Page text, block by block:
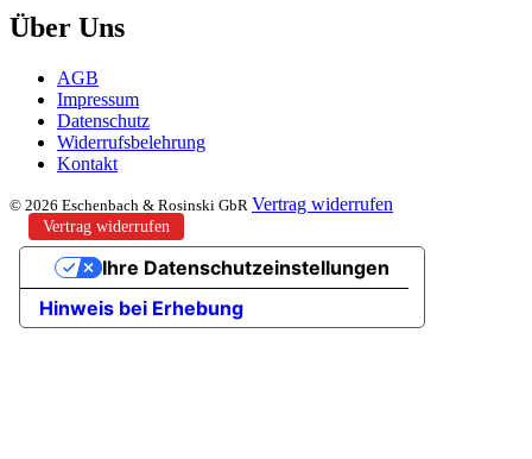
Über Uns
AGB
Impressum
Datenschutz
Widerrufsbelehrung
Kontakt
© 2026 Eschenbach & Rosinski GbR Vertrag widerrufen
Vertrag widerrufen
Hinweis bei Erhebung
Ihre Datenschutzeinstellungen